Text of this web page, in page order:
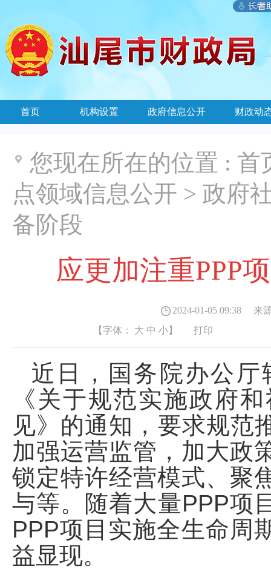
首页 机构设置 政府信息公开 财政动
您现在所在的位置 : 首
点领域信息公开 > 政府
备阶段
应更加注重PPP
2024-01-05 09:38 来
【字体： 大 中 小】 打印
近日，国务院办公
《关于规范实施政府
见》的通知，要求规范
加强运营监管，加大政
锁定特许经营模式、聚
与等。随着大量PPP项
PPP项目实施全生命周
益显现。